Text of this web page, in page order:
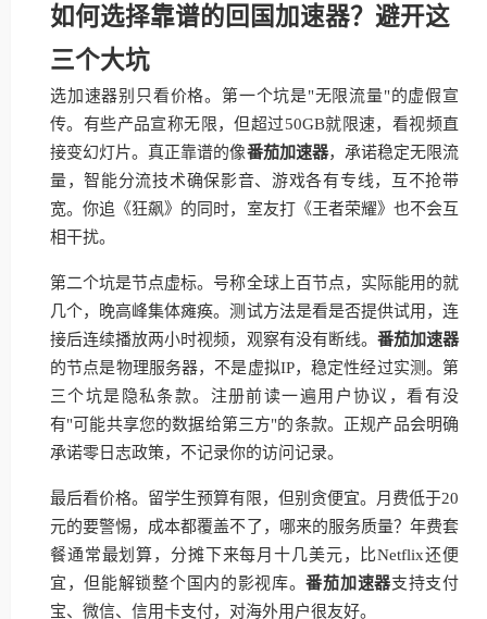
如何选择靠谱的回国加速器？避开这
三个大坑
选加速器别只看价格。第一个坑是"无限流量"的虚假宣
传。有些产品宣称无限，但超过50GB就限速，看视频直
接变幻灯片。真正靠谱的像番茄加速器，承诺稳定无限流
量，智能分流技术确保影音、游戏各有专线，互不抢带
宽。你追《狂飙》的同时，室友打《王者荣耀》也不会互
相干扰。
第二个坑是节点虚标。号称全球上百节点，实际能用的就
几个，晚高峰集体瘫痪。测试方法是看是否提供试用，连
接后连续播放两小时视频，观察有没有断线。 番茄加速器
的节点是物理服务器，不是虚拟IP，稳定性经过实测。第
三个坑是隐私条款。注册前读一遍用户协议，看有没
有"可能共享您的数据给第三方"的条款。正规产品会明确
承诺零日志政策，不记录你的访问记录。
最后看价格。留学生预算有限，但别贪便宜。月费低于20
元的要警惕，成本都覆盖不了，哪来的服务质量？年费套
餐通常最划算，分摊下来每月十几美元，比Netflix还便
宜，但能解锁整个国内的影视库。番茄加速器支持支付
宝、微信、信用卡支付，对海外用户很友好。